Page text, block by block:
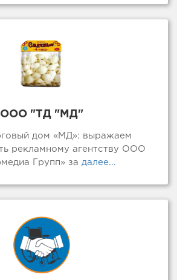
ООО "ТД "МД"
дом «МД»: выражаем
рекламному агентству ООО
Групп» за далее...